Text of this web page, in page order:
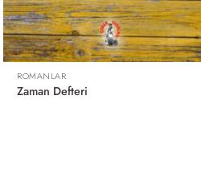
ROMANLAR
Zaman Defteri